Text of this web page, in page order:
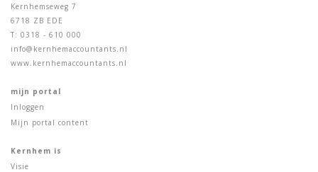
Kernhemseweg 7
6718 ZB EDE
T: 0318 - 610 000
info@kernhemaccountants.nl
www.kernhemaccountants.nl
mijn portal
Inloggen
Mijn portal content
Kernhem is
Visie